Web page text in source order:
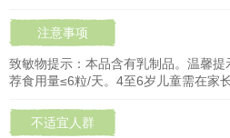
注意事项
致敏物提示：本品含有乳制品。温馨
荐食用量≤6粒/天。4至6岁儿童需在家
不适宜人群